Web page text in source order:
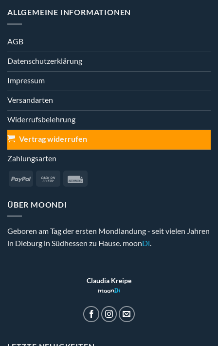
ALLGEMEINE INFORMATIONEN
AGB
Datenschutzerklärung
Impressum
Versandarten
Widerrufsbelehrung
Vertrag widerrufen
Zahlungsarten
PayPal
Cash
Pickup
ÜBER MOONDI
Geboren am Tag der ersten Mondlandung - seit vielen Jahren
in Dieburg in Südhessen zu Hause. moonDi.
Claudia Kreipe
moonDi